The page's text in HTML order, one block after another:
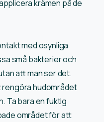
krämen på de
med osynliga
små bakterier och
att man ser det.
rengöra hudområdet
Ta bara en fuktig
området för att